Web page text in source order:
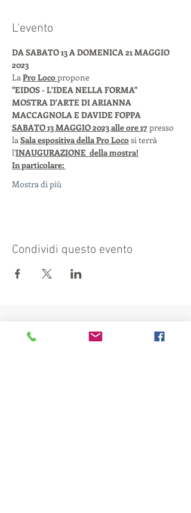
L'evento
DA SABATO 13 A DOMENICA 21 MAGGIO
2023
La Pro Loco propone
"EIDOS - L'IDEA NELLA FORMA"
MOSTRA D'ARTE DI ARIANNA
MACCAGNOLA E DAVIDE FOPPA
SABATO 13 MAGGIO 2023 alle ore 17 presso
la Sala espositiva della Pro Loco si terrà
l'INAUGURAZIONE  della mostra!
In particolare:
Mostra di più
Condividi questo evento